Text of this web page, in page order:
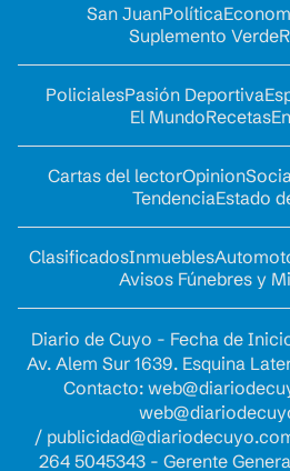
San JuanPolítica
Suplemento Verde
PolicialesPasión Deportiva
El MundoRecetas
Cartas del lectorOpinion
TendenciaEstado
ClasificadosInmuebles
Avisos Fúnebres y
Diario de Cuyo - Fecha de
Av. Alem Sur 1639. Esquina
Contacto:
/
264 5045343 - Gerente